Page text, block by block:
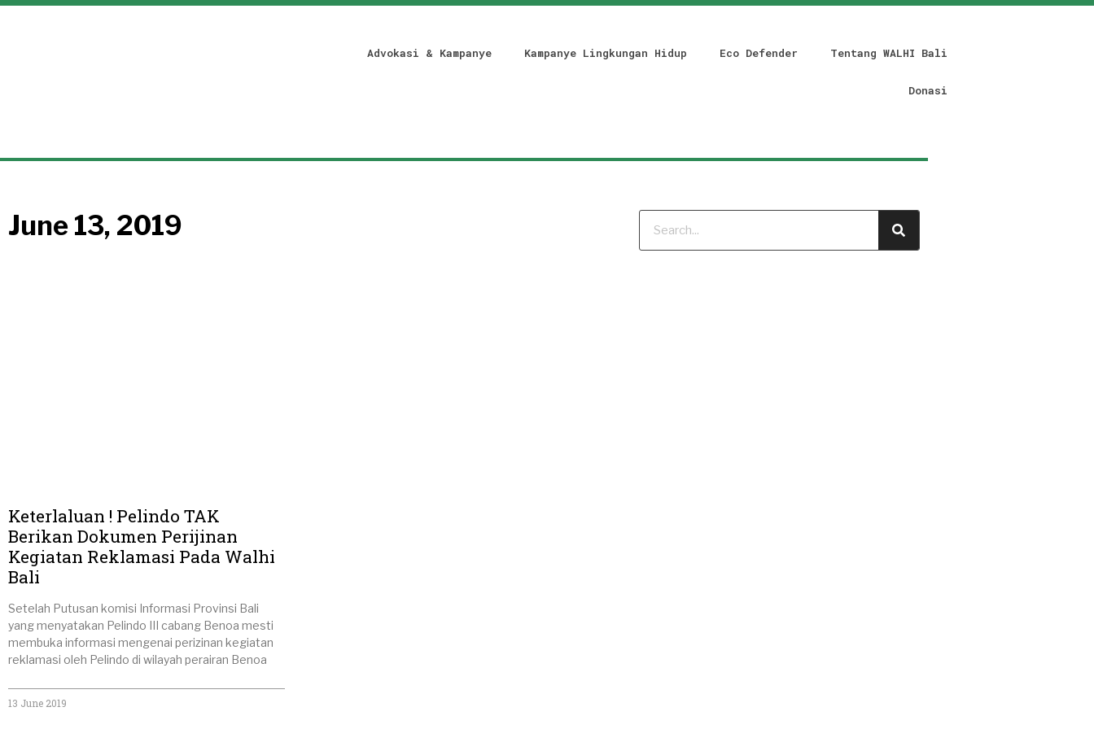
Advokasi & Kampanye Kampanye Lingkungan Hidup Eco Defender Tentang WALHI Bali
Donasi
June 13, 2019
Keterlaluan ! Pelindo TAK
Berikan Dokumen Perijinan
Kegiatan Reklamasi Pada Walhi
Bali
Setelah Putusan komisi Informasi Provinsi Bali
yang menyatakan Pelindo III cabang Benoa mesti
membuka informasi mengenai perizinan kegiatan
reklamasi oleh Pelindo di wilayah perairan Benoa
13 June 2019